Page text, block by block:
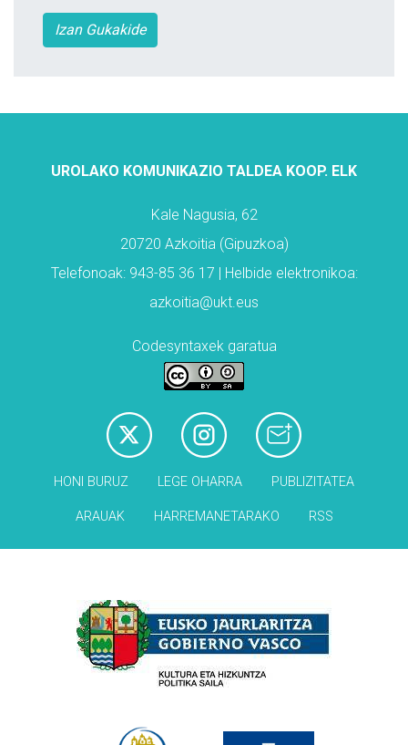
Izan Gukakide
UROLAKO KOMUNIKAZIO TALDEA KOOP. ELK
Kale Nagusia, 62
20720 Azkoitia (Gipuzkoa)
Telefonoak: 943-85 36 17 | Helbide elektronikoa:
azkoitia@ukt.eus
Codesyntaxek garatua
HONI BURUZ LEGE OHARRA PUBLIZITATEA
ARAUAK HARREMANETARAKO RSS